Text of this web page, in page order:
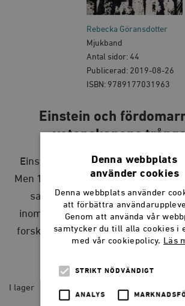
Rebecka Göransdotter
Mjukband
Antal sidor: 44
Publicerad: 2019-08-26
ISBN: 9789177031963
Einstein och
vetenskapens
Einsteins relativitetsteori
Men 1900-talets främste
samtidigt kämpa mot såväl
inomvetenskapliga fördomar. Även
forskning till följd av okunskap och
I lager
Denna webbplats
använder cookies
Denna webbplats använder
att förbättra
Genom att använda vår
samtycker du till alla cookies i
med vår cookiepolicy. Läs
STRIKT NÖDVÄNDIGT
ANALYS